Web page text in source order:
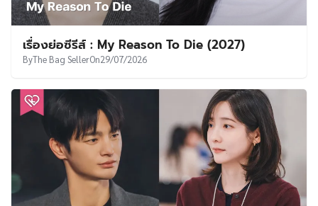
เรื่องย่อซีรีส์ : My Reason To Die (2027)
ByThe Bag SellerOn29/07/2026